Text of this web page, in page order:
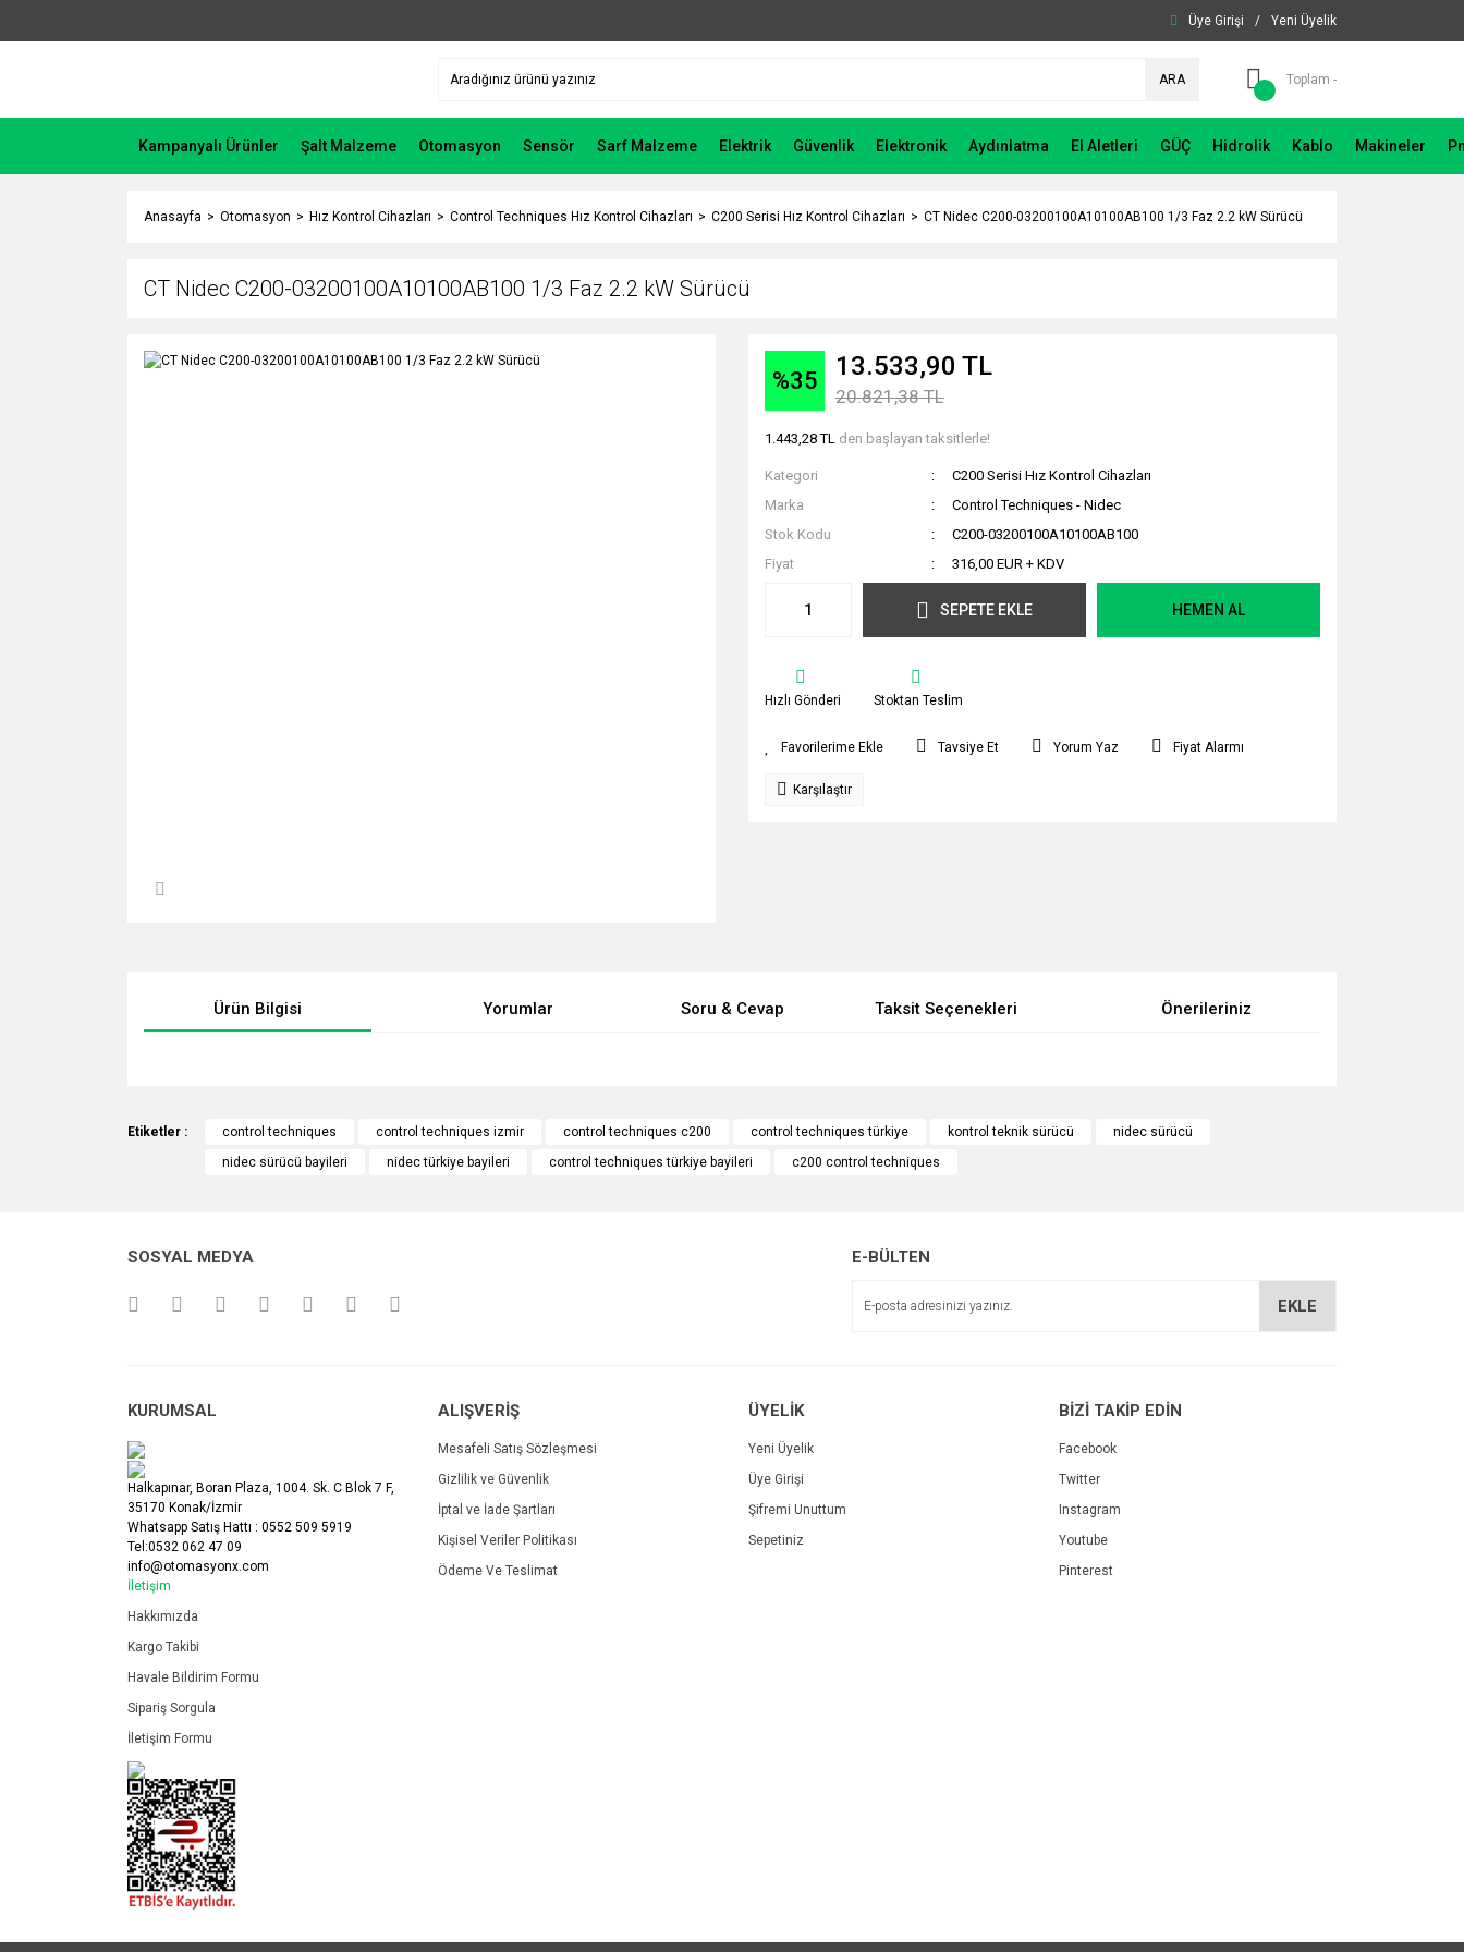
Üye Girişi / Yeni Üyelik
ARA Toplam -
Kampanyalı Ürünler Şalt Malzeme Otomasyon Sensör Sarf Malzeme Elektrik Güvenlik Elektronik Aydınlatma El Aletleri GÜÇ Hidrolik Kablo Makineler
Anasayfa Otomasyon Hız Kontrol Cihazları Control Techniques Hız Kontrol Cihazları C200 Serisi Hız Kontrol Cihazları CT Nidec C200-03200100A10100AB100 1/3 Faz 2.2 kW Sürücü
CT Nidec C200-03200100A10100AB100 1/3 Faz 2.2 kW Sürücü
%35 13.533,90 TL
20.821,38 TL
1.443,28 TL den başlayan taksitlerle!
Kategori
C200 Serisi Hız Kontrol Cihazları
Marka
Control Techniques - Nidec
Stok Kodu
C200-03200100A10100AB100
Fiyat
316,00 EUR + KDV
SEPETE EKLE HEMEN AL
Hızlı Gönderi Stoktan Teslim
Tavsiye Et Yorum Yaz Fiyat Alarmı
Karşılaştır
Ürün Bilgisi Yorumlar Soru & Cevap Taksit Seçenekleri Önerileriniz
Bu ürüne ilk yorumu siz yapın!
Ürün hakkında henüz soru sorulmamış.
Ürün resmi kalitesiz, bozuk veya görüntülenemiyor.
Ürün fiyatı diğer sitelerden daha pahalı.
Etiketler : control techniques control techniques izmir control techniques c200 control techniques türkiye kontrol teknik sürücü
nidec sürücü
nidec sürücü bayileri
nidec türkiye bayileri control techniques türkiye bayileri c200 control techniques
SOSYAL MEDYA E-BÜLTEN
EKLE
KURUMSAL
Halkapınar, Boran Plaza, 1004. Sk. C Blok 7 F,
35170 Konak/İzmir
Whatsapp Satış Hattı : 0552 509 5919
Tel:0532 062 47 09
info@otomasyonx.com
İletişim
Hakkımızda
Kargo Takibi
Havale Bildirim Formu
Sipariş Sorgula
İletişim Formu
ALIŞVERİŞ
Mesafeli Satış Sözleşmesi
Gizlilik ve Güvenlik
İptal ve İade Şartları
Kişisel Veriler Politikası
Ödeme Ve Teslimat
ÜYELİK
Yeni Üyelik
Üye Girişi
Şifremi Unuttum
Sepetiniz
BİZİ TAKİP EDİN
Facebook
Twitter
Instagram
Youtube
Pinterest